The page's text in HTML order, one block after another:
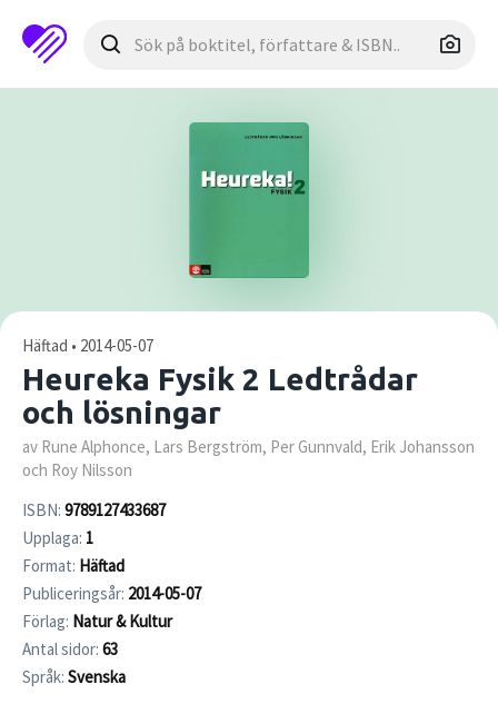
Häftad • 2014-05-07
Heureka Fysik 2 Ledtrådar
och lösningar
av Rune Alphonce, Lars Bergström, Per Gunnvald, Erik Johansson
och Roy Nilsson
ISBN: 9789127433687
Upplaga: 1
Format: Häftad
Publiceringsår: 2014-05-07
Förlag: Natur & Kultur
Antal sidor: 63
Språk: Svenska